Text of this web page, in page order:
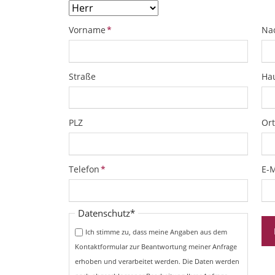
Pflichtfeld
Vorname*
Straße
PLZ Ort
Pflichtfeld
Telefon* E-
Pflichtfeld
Datenschutz*
Ich stimme zu, dass meine Angaben aus dem
Kontaktformular zur Beantwortung meiner Anfrage
erhoben und verarbeitet werden. Die Daten werden